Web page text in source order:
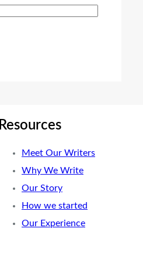
Resources
Meet Our Writers
Why We Write
Our Story
How we started
Our Experience